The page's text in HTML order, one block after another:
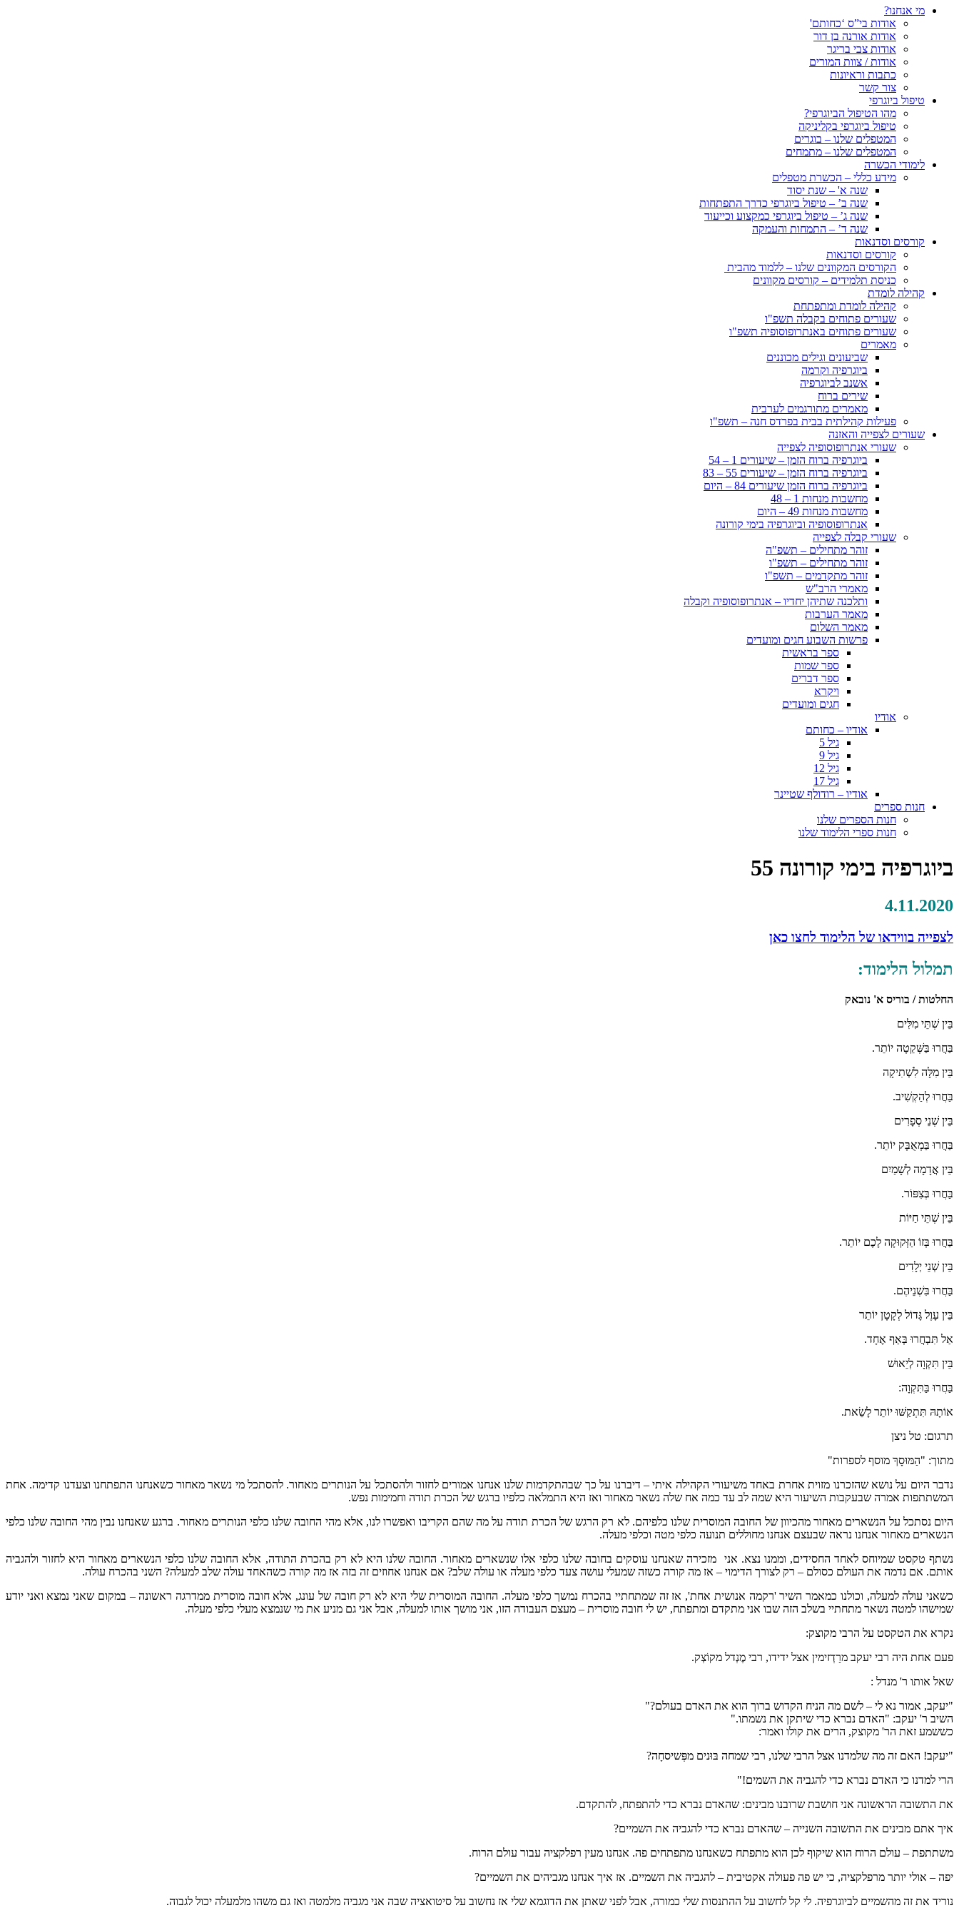
מי אנחנו?
אודות בי”ס ‘כחותם'
אודות אורנה בן דור
אודות צבי בריגר
אודות / צוות המורים
כתבות וראיונות
צור קשר
טיפול ביוגרפי
מהו הטיפול הביוגרפי?
טיפול ביוגרפי בקליניקה
המטפלים שלנו – בוגרים
המטפלים שלנו – מתמחים
לימודי הכשרה
מידע כללי – הכשרת מטפלים
שנה א' – שנת יסוד
שנה ב’ – טיפול ביוגרפי כדרך התפתחות
שנה ג’ – טיפול ביוגרפי כמקצוע וכייעוד
שנה ד’ – התמחות והעמקה
קורסים וסדנאות
קורסים וסדנאות
הקורסים המקוונים שלנו – ללמוד מהבית
כניסת תלמידים – קורסים מקוונים
קהילה לומדת
קהילה לומדת ומתפתחת
שעורים פתוחים בקבלה תשפ"ו
שעורים פתוחים באנתרופוסופיה תשפ"ו
מאמרים
שביעונים וגילים מכוננים
ביוגרפיה וקרמה
אשנב לביוגרפיה
שירים ברוח
מאמרים מתורגמים לערבית
פעילות קהילתית בבית בפרדס חנה – תשפ"ו
שעורים לצפייה והאזנה
שעורי אנתרופוסופיה לצפייה
ביוגרפיה ברוח הזמן – שיעורים 1 – 54
ביוגרפיה ברוח הזמן – שיעורים 55 – 83
ביוגרפיה ברוח הזמן שיעורים 84 – היום
מחשבות מנחות 1 – 48
מחשבות מנחות 49 – היום
אנתרופוסופיה וביוגרפיה בימי קורונה
שעורי קבלה לצפייה
זוהר מתחילים – תשפ"ה
זוהר מתחילים – תשפ"ו
זוהר מתקדמים – תשפ"ו
מאמרי הרב"ש
ותלכנה שתיהן יחדיו – אנתרופוסופיה וקבלה
מאמר הערבות
מאמר השלום
פרשות השבוע חגים ומועדים
ספר בראשית
ספר שמות
ספר דברים
ויקרא
חגים ומועדים
אודיו
אודיו – כחותם
גיל 5
גיל 9
גיל 12
גיל 17
אודיו – רודולף שטיינר
חנות ספרים
חנות הספרים שלנו
חנות ספרי הלימוד שלנו
ביוגרפיה בימי קורונה 55
4.11.2020
לצפייה בווידאו של הלימוד לחצו כאן
תמלול הלימוד:
החלטות / בוריס א' נובאק
בֵּין שְׁתֵּי מִלִּים
בַּחֲרוּ בַּשְּׁקֵטָה יוֹתֵר.
בֵּין מִלָּה לִשְׁתִיקָה
בַּחֲרוּ לְהַקְשִׁיב.
בֵּין שְׁנֵי סְפָרִים
בַּחֲרוּ בַּמְאֻבָּק יוֹתֵר.
בֵּין אֲדָמָה לְשָׁמַיִם
בַּחֲרוּ בְּצִפּוֹר.
בֵּין שְׁתֵּי חַיּוֹת
בַּחֲרוּ בְּזוֹ הַזְּקוּקָה לָכֶם יוֹתֵר.
בֵּין שְׁנֵי יְלָדִים
בַּחֲרוּ בִּשְׁנֵיהֶם.
בֵּין עָוֶל גָּדוֹל לְקָטָן יוֹתֵר
אַל תִּבְחֲרוּ בְּאַף אֶחָד.
בֵּין תִּקְוָה לְיֵאוּשׁ
בַּחֲרוּ בַּתִּקְוָה:
אוֹתָהּ תִּתְקַשּׁוּ יוֹתֵר לָשֵׂאת.
תרגום: טל ניצן
מתוך: "הַמּוּסָךְ מוסף לספרות"
נדבר היום על נושא שהזכרנו מזוית אחרת באחד משיעורי הקהילה איתי – דיברנו על כך שבהתקדמות שלנו אנחנו אמורים לחזור ולהסתכל על הנותרים מאחור. להסתכל מי נשאר מאחור כשאנחנו התפתחנו וצעדנו קדימה. אחת
המשתתפות אמרה שבעקבות השיעור היא שמה לב עד כמה אח שלה נשאר מאחור ואז היא התמלאה כלפיו ברגש של הכרת תודה וחמימות נפש.
היום נסתכל על הנשארים מאחור מהכיוון של החובה המוסרית שלנו כלפיהם. לא רק הרגש של הכרת תודה על מה שהם הקריבו ואפשרו לנו, אלא מהי החובה שלנו כלפי הנותרים מאחור. ברגע שאנחנו נבין מהי החובה שלנו כלפי
הנשארים מאחור אנחנו נראה שבעצם אנחנו מחוללים תנועה כלפי מטה וכלפי מעלה.
נשתף טקסט שמיוחס לאחד החסידים, וממנו נצא. אני מזכירה שאנחנו עוסקים בחובה שלנו כלפי אלו שנשארים מאחור. החובה שלנו היא לא רק בהכרת התודה, אלא החובה שלנו כלפי הנשארים מאחור היא לחזור ולהגביה
אותם. אם נדמה את העולם כסולם – רק לצורך הדימוי – אז מה קורה כשזה שמעלי עושה צעד כלפי מעלה או עולה שלב? אם אנחנו אחוזים זה בזה אז מה קורה כשהאחד עולה שלב למעלה? השני בהכרח עולה.
כשאני עולה למעלה, וכולנו כמאמר השיר 'רקמה אנושית אחת', אז זה שמתחתיי בהכרח נמשך כלפי מעלה. החובה המוסרית שלי היא לא רק חובה של עונג, אלא חובה מוסרית ממדרגה ראשונה – במקום שאני נמצא ואני יודע
שמישהו למטה נשאר מתחתיי בשלב הזה שבו אני מתקדם ומתפתח, יש לי חובה מוסרית – מעצם העבודה הזו, אני מושך אותו למעלה, אבל אני גם מניע את מי שנמצא מעלי כלפי מעלה.
נקרא את הטקסט על הרבי מקוצק:
פעם אחת היה רבי יעקב מרַדְזימין אצל ידידו, רבי מֶנְדל מקוֹצְק.
שאל אותו ר' מנדל :
"יעקב, אמור נא לי – לשם מה הניח הקדוש ברוך הוא את האדם בעולם?"
השיב ר' יעקב: "האדם נברא כדי שיתקן את נשמתו."
כששמע זאת הר' מקוצק, הרים את קולו ואמר:
"יעקב! האם זה מה שלמדנו אצל הרבי שלנו, רבי שמחה בּוּנים מפְּשיסחָה?
הרי למדנו כי האדם נברא כדי להגביה את השמים!"
את התשובה הראשונה אני חושבת שרובנו מבינים: שהאדם נברא כדי להתפתח, להתקדם.
איך אתם מבינים את התשובה השנייה – שהאדם נברא כדי להגביה את השמיים?
משתתפת – עולם הרוח הוא שיקוף לכן הוא מתפתח כשאנחנו מתפתחים פה. אנחנו מעין רפלקציה עבור עולם הרוח.
יפה – אולי יותר מרפלקציה, כי יש פה פעולה אקטיבית – להגביה את השמיים. אז איך אנחנו מגביהים את השמיים?
נוריד את זה מהשמיים לביוגרפיה. לי קל לחשוב על ההתנסות שלי כמורה, אבל לפני שאתן את הדוגמא שלי אז נחשוב על סיטואציה שבה אני מגביה מלמטה ואז גם משהו מלמעלה יכול לגבוה.